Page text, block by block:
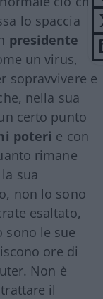
lo spaccia
presidente
un virus,
sopravvivere e
nella sua
certo punto
poteri e con
rimane
sua
non lo sono
esaltato,
sono le sue
ore di
Non è
il